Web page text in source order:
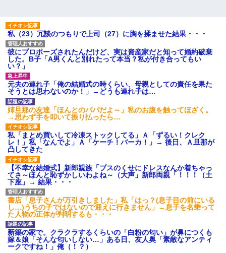
私「初めて飲む味だけどなん
のお茶？」彼「ちっ！」私「」
【GIF】JSのカンチョーワロ
タ
後続車にクラクションを鳴ら
され彼氏が逆切れ。「何クラク
ション鳴らしてんだ！降りてこ
いよ！」と怒鳴りだし...
【衝撃】報酬100万円超の治験
募集がこちらｗｗｗｗｗ(※画像
あり)
【ネット騒然】惨殺されたタ
ワマン頂き女子のこの動画、す
げえええええｗｗｗｗｗｗｗｗ
ｗｗｗ
【愕然】白のクラウン俺氏、
高速道路左車線を制限速度で走
った結果wwwwwwwwwwww
百年の恋12-899 食べた量を
張り合ってくる
【悲報】佐藤輝明・・・２軍
でも盛大にやらかす←あまり悲
しませないでくれ
私（23）冗談のつもりで上司（27）に胸を揉ませた結果・・・
彼にプロポーズされたんだけど、実は資産家だと知って婚約破棄
した。B子「A男くんと別れたって本当？私が付き合ってもい
い？」
元夫の連れ子「俺の結婚式の時くらい、母親としての責任を果た
そうとは思わないのか！」→どうも連れ子は…
姉旦那の友達「ほんとのパパだよ～」私のお腹を触ってほざく。
→思わず手を叩いて振り払ったら…
私「まとめ買いして冷凍ストックしてる」Ａ「ずるい！クレク
レ！」私「なんでよ」Ａ「ケーチ！バーカ！」→ 後日、Ａ旦那が
凸してきた
【不幸な結婚式】新郎親族「ブスのくせにドレスなんか着ちゃっ
てさ～ほんと恥ずかしいわよね～（大声」新郎両親「！！！（土
下座」→ 結果・・・
書店「息子さんが万引きしました」私「はっ？(息子目の前にいる
し…)うちの子ではないので迎えに行きません」→息子を名乗って
た人物の正体が判明するも・・・
新築の家で。クラクラするくらいの「白粉の匂い」が鼻につくも
嫁＆娘「そんな匂いしない…」ある日、友人奥「素敵なアンティ
ークですね！」俺（！？）